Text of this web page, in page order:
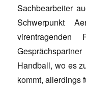
Sachbearbeiter
Schwerpunkt
Handball, wo es
kommt, allerdings